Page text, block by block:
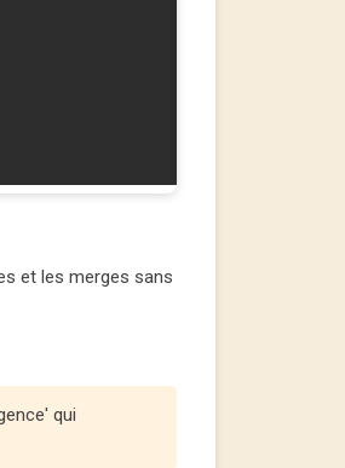
et les merges sans
qui